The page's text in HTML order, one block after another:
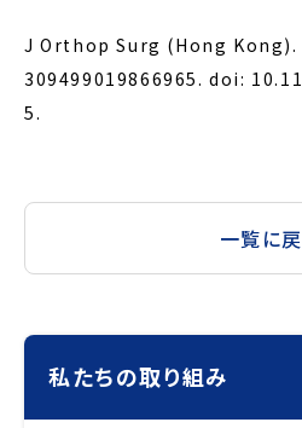
私たちの取り組み
J Orthop Surg (Hong Kong).
309499019866965. doi:
5.
一覧に